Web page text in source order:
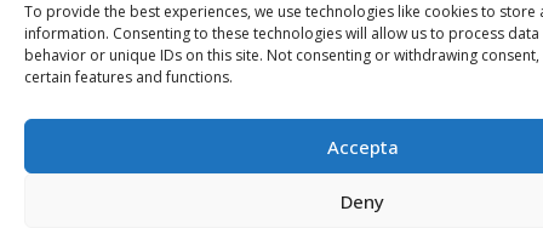
To provide the best experiences, we use technologies like cookies to store
information. Consenting to these technologies will allow us to process
behavior or unique IDs on this site. Not consenting or withdrawing
certain features and functions.
Accepta
Deny